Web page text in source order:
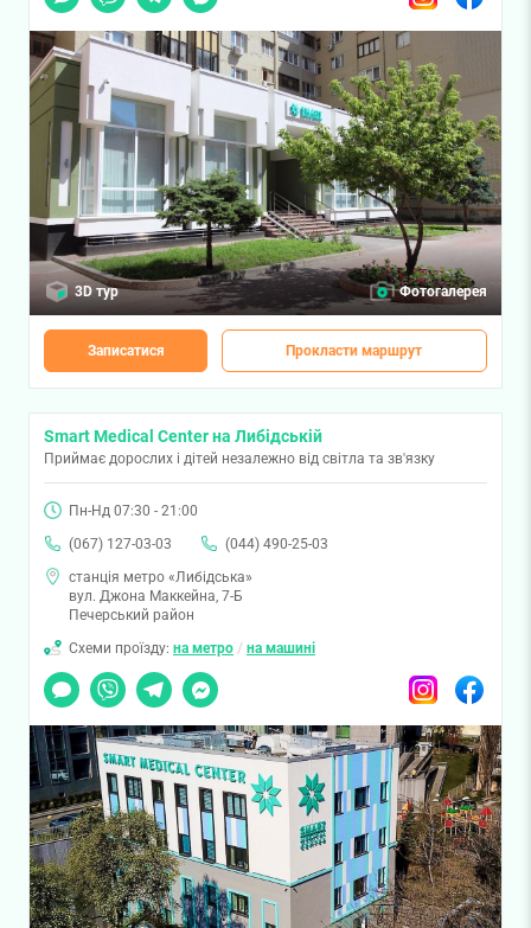
3D тур Фотогалерея
Записатися Прокласти маршрут
Smart Medical Center на Либідській
Приймає дорослих і дітей незалежно від світла та зв'язку
Пн-Нд 07:30 - 21:00
(067) 127-03-03
(044) 490-25-03
станція метро «Либідська»
вул. Джона Маккейна, 7-Б
Печерський район
Схеми проїзду: на метро / на машині
Чат
Viber TelegramMessenger InstagramFacebook